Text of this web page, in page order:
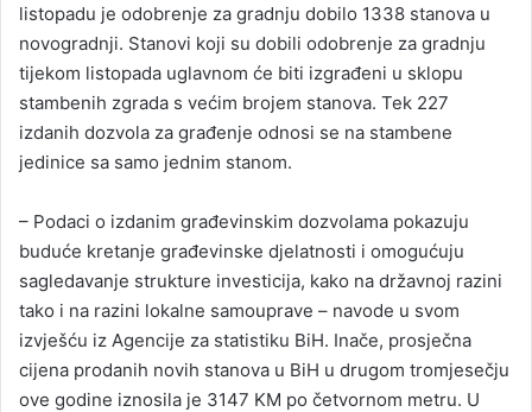
listopadu je odobrenje za gradnju dobilo 1338 stanova u
novogradnji. Stanovi koji su dobili odobrenje za gradnju
tijekom listopada uglavnom će biti izgrađeni u sklopu
stambenih zgrada s većim brojem stanova. Tek 227
izdanih dozvola za građenje odnosi se na stambene
jedinice sa samo jednim stanom.
– Podaci o izdanim građevinskim dozvolama pokazuju
buduće kretanje građevinske djelatnosti i omogućuju
sagledavanje strukture investicija, kako na državnoj razini
tako i na razini lokalne samouprave – navode u svom
izvješću iz Agencije za statistiku BiH. Inače, prosječna
cijena prodanih novih stanova u BiH u drugom tromjesečju
ove godine iznosila je 3147 KM po četvornom metru. U